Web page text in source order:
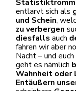
entlarvt sich als
und Schein,
zu verbergen
diesfalls auch
fahren wir aber
Nacht – und euch
geht es nämlich
Wahnheit oder
Entäußern